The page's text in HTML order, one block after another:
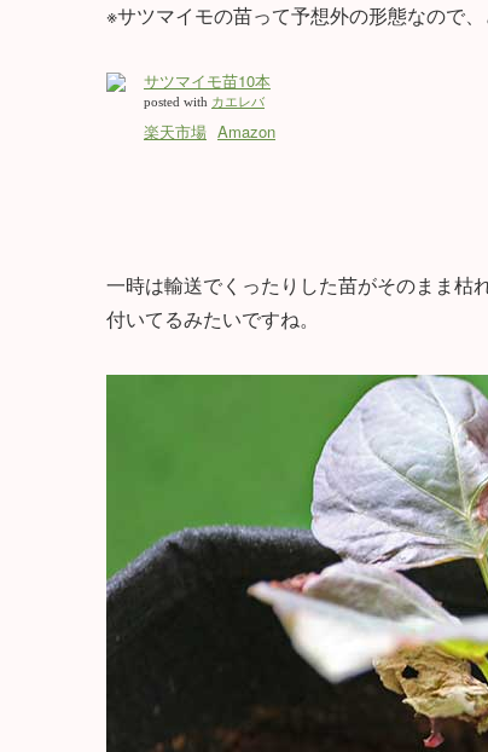
※サツマイモの苗って予想外の形態なので
サツマイモ苗10本
posted with カエレバ
楽天市場 Amazon
一時は輸送でくったりした苗がそのまま枯
付いてるみたいですね。